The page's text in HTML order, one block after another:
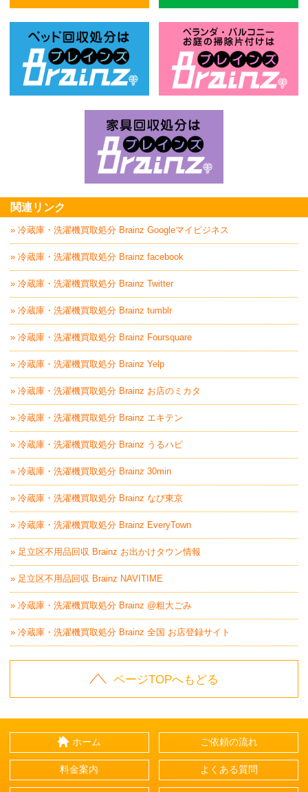
関連リンク
» 冷蔵庫・洗濯機買取処分 Brainz Googleマイビジネス
» 冷蔵庫・洗濯機買取処分 Brainz facebook
» 冷蔵庫・洗濯機買取処分 Brainz Twitter
» 冷蔵庫・洗濯機買取処分 Brainz tumblr
» 冷蔵庫・洗濯機買取処分 Brainz Foursquare
» 冷蔵庫・洗濯機買取処分 Brainz Yelp
» 冷蔵庫・洗濯機買取処分 Brainz お店のミカタ
» 冷蔵庫・洗濯機買取処分 Brainz エキテン
» 冷蔵庫・洗濯機買取処分 Brainz うるハピ
» 冷蔵庫・洗濯機買取処分 Brainz 30min
» 冷蔵庫・洗濯機買取処分 Brainz なび東京
» 冷蔵庫・洗濯機買取処分 Brainz EveryTown
» 足立区不用品回収 Brainz お出かけタウン情報
» 足立区不用品回収 Brainz NAVITIME
» 冷蔵庫・洗濯機買取処分 Brainz @粗大ごみ
» 冷蔵庫・洗濯機買取処分 Brainz 全国 お店登録サイト
ページTOPへもどる
ホーム ご依頼の流れ
料金案内 よくある質問